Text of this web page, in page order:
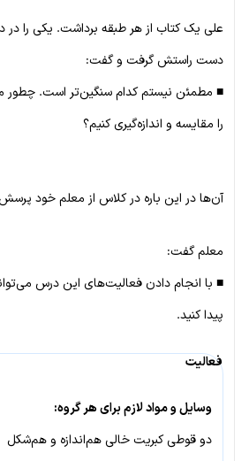
علی یک کتاب از هر طبقه برداشت. یکی را
دست راستش گرفت و گفت:
■ مطمئن نیستم کدام سنگین‌تر است. چطور
را مقایسه و اندازه‌گیری کنیم؟
آن‌ها در این باره در کلاس از معلم خود
معلم گفت:
■ با انجام دادن فعالیت‌های این درس
پیدا کنید.
فعالیت
وسایل و مواد لازم برای هر گروه:
دو قوطی کبریت خالی هم‌اندازه و هم‌شکل